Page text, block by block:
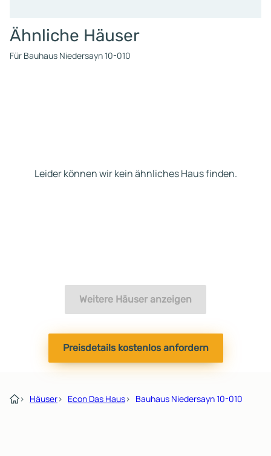
Ähnliche Häuser
Für Bauhaus Niedersayn 10-010
Leider können wir kein ähnliches Haus finden.
Weitere Häuser anzeigen
Preisdetails kostenlos anfordern
› Häuser› Econ Das Haus› Bauhaus Niedersayn 10-010